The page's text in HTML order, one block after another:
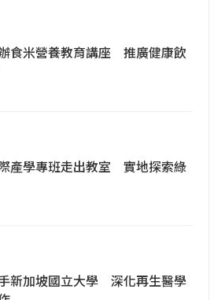
食米營養教育講座 推廣健康飲
產學專班走出教室 實地探索綠
新加坡國立大學 深化再生醫學